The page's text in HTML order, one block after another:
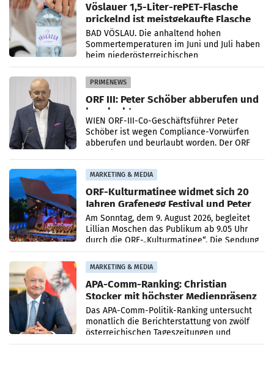
Vöslauer 1,5-Liter-rePET-Flasche
prickelnd ist meistgekaufte Flasche
Österreichs
BAD VÖSLAU. Die anhaltend hohen
Sommertemperaturen im Juni und Juli haben
beim niederösterreichischen
Getränkehersteller Vöslauer zu deutlichen
Absatzzuwächsen geführt. Während
PRIMENEWS
ORF III: Peter Schöber abberufen und
beurlaubt
WIEN ORF-III-Co-Geschäftsführer Peter
Schöber ist wegen Compliance-Vorwürfen
abberufen und beurlaubt worden. Der ORF
MARKETING & MEDIA
ORF-Kulturmatinee widmet sich 20
Jahren Grafenegg Festival und Peter
Simonischek
Am Sonntag, dem 9. August 2026, begleitet
Lillian Moschen das Publikum ab 9.05 Uhr
durch die ORF-„Kulturmatinee“. Die Sendung
startet mit der Dokumentation „20 Jahre
Grafenegg
MARKETING & MEDIA
APA-Comm-Ranking: Christian
Stocker mit höchster Medienpräsenz
im Juli
Das APA-Comm-Politik-Ranking untersucht
monatlich die Berichterstattung von zwölf
österreichischen Tageszeitungen und
analysiert, welche Politikerinnen und